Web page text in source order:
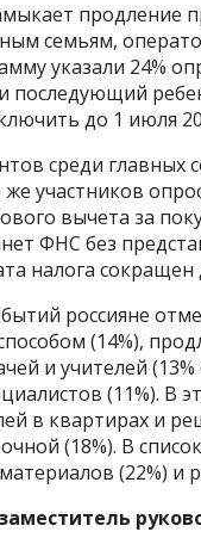
продление
семьям,
указали 24%
последующий
до 1 июля
среди
же участников
вычета за
ФНС без
налога сокращен
россияне
(14%),
и учителей
(11%). В
в квартирах и
(18%). В
(22%) и
аместитель